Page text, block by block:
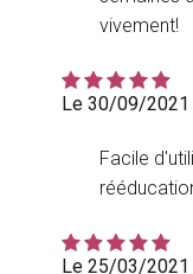
vivement!
Le 30/09/2021
Facile
Le 25/03/2021